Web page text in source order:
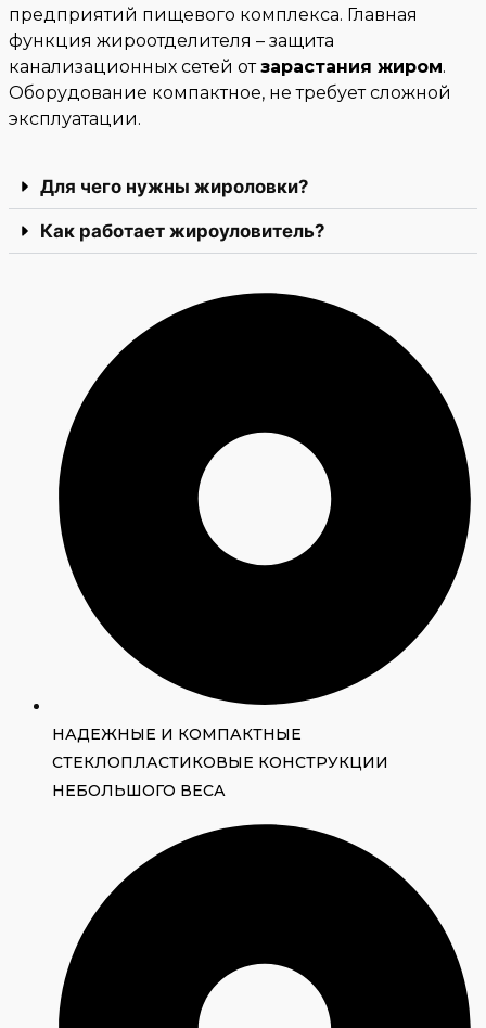
предприятий пищевого комплекса. Главная
функция жироотделителя – защита
канализационных сетей отзарастания жиром.
Оборудование компактное, не требует сложной
эксплуатации.
Для чего нужны жироловки?
Как работает жироуловитель?
НАДЕЖНЫЕ И КОМПАКТНЫЕ
СТЕКЛОПЛАСТИКОВЫЕ КОНСТРУКЦИИ
НЕБОЛЬШОГО ВЕСА